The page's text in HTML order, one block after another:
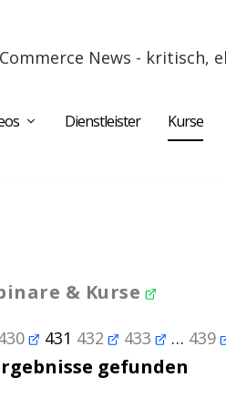
News - kritisch,
Dienstleister Kurse
& Kurse
431 432 433 … 439
gefunden